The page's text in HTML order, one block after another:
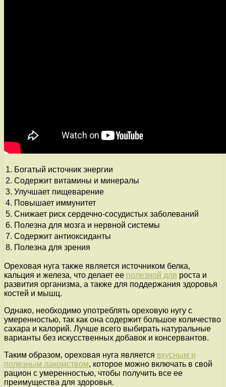
1. Богатый источник энергии
2. Содержит витамины и минералы
3. Улучшает пищеварение
4. Повышает иммунитет
5. Снижает риск сердечно-сосудистых заболеваний
6. Полезна для мозга и нервной системы
7. Содержит антиоксиданты
8. Полезна для зрения
Ореховая нуга также является источником белка,
кальция и железа, что делает ее полезной для роста и
развития организма, а также для поддержания здоровья
костей и мышц.
Однако, необходимо употреблять ореховую нугу с
умеренностью, так как она содержит большое количество
сахара и калорий. Лучше всего выбирать натуральные
варианты без искусственных добавок и консервантов.
Таким образом, ореховая нуга является вкусным и
полезным лакомством, которое можно включать в свой
рацион с умеренностью, чтобы получить все ее
преимущества для здоровья.